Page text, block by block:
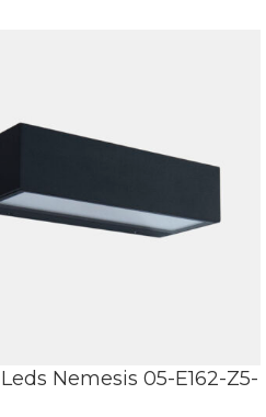
Nemesis 05-E162-Z5-